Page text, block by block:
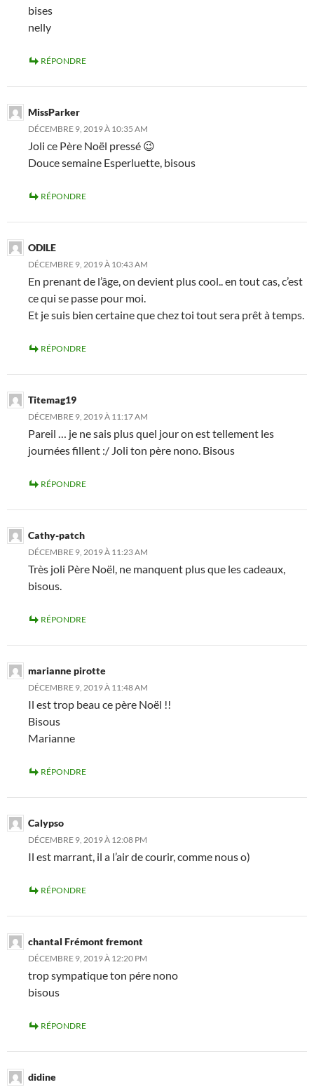
bises
nelly
RÉPONDRE
MissParker
DÉCEMBRE 9, 2019 À 10:35 AM
Joli ce Père Noël pressé 😉
Douce semaine Esperluette, bisous
RÉPONDRE
ODILE
DÉCEMBRE 9, 2019 À 10:43 AM
En prenant de l’âge, on devient plus cool.. en tout cas, c’est
ce qui se passe pour moi.
Et je suis bien certaine que chez toi tout sera prêt à temps.
RÉPONDRE
Titemag19
DÉCEMBRE 9, 2019 À 11:17 AM
Pareil … je ne sais plus quel jour on est tellement les
journées fillent :/ Joli ton père nono. Bisous
RÉPONDRE
Cathy-patch
DÉCEMBRE 9, 2019 À 11:23 AM
Très joli Père Noël, ne manquent plus que les cadeaux,
bisous.
RÉPONDRE
marianne pirotte
DÉCEMBRE 9, 2019 À 11:48 AM
Il est trop beau ce père Noël !!
Bisous
Marianne
RÉPONDRE
Calypso
DÉCEMBRE 9, 2019 À 12:08 PM
Il est marrant, il a l’air de courir, comme nous o)
RÉPONDRE
chantal Frémont fremont
DÉCEMBRE 9, 2019 À 12:20 PM
trop sympatique ton pére nono
bisous
RÉPONDRE
didine